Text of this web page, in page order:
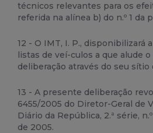
técnicos relevantes para os
referida na alínea b) do n.º 1 da
12 - O IMT, I. P., disponibilizará
listas de veí-culos a que alude
deliberação através do seu sítio
13 - A presente deliberação
6455/2005 do Diretor-Geral de
Diário da República, 2.ª série,
de 2005.